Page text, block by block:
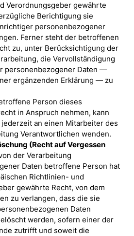
Verordnungsgeber gewährte
Berichtigung sie
personenbezogener
Ferner steht der betroffenen
zu, unter Berücksichtigung der
die Vervollständigung
personenbezogener Daten —
ergänzenden Erklärung — zu
Person dieses
in Anspruch nehmen, kann
an einen Mitarbeiter des
Verantwortlichen wenden.
(Recht auf Vergessen
der Verarbeitung
Daten betroffene Person hat
Richtlinien- und
gewährte Recht, von dem
zu verlangen, dass die sie
Daten
werden, sofern einer der
zutrifft und soweit die